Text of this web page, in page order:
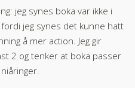
jeg synes boka var ikke i
jeg synes det kunne hatt
å mer action. Jeg gir
2 og tenker at boka passer